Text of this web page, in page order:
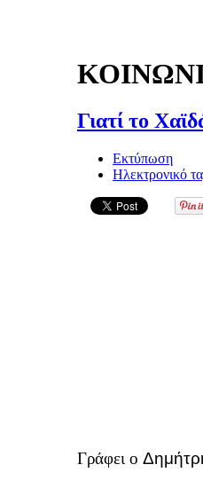
Γιατί το
Εκτύπωση
Ηλεκτρονικό
Γράφει ο